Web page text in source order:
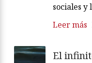
sociales y
Leer más
El